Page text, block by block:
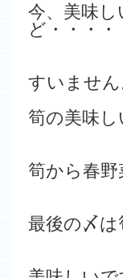
今、美味
ど・・・・
すいませ
筍の美味
筍から春
最後の〆